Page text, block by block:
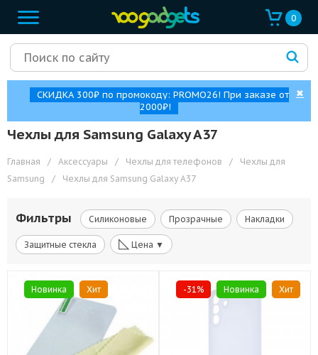
0
СКИДКА 300₽ по промокоду: PROMO26! При заказе от
2000₽!
✖
Чехлы для Samsung Galaxy A37
Главная / Аксессуары / Чехлы для телефонов /
Чехлы для
Samsung
/ Чехлы для Samsung Galaxy A37
Фильтры Силиконовые Прозрачные Накладки
Защитные стекла ◺ Цена ▼
Новинка Хит -31% Новинка Хит